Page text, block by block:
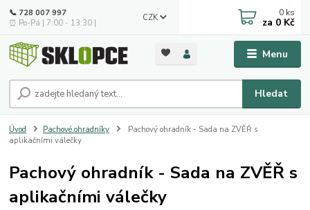
Menu
CZK
Hledat
📞 728 007 997
⏰ Po-Pá | 7:00 - 13:30 |
0 ks
za 0 Kč
Úvod Pachové ohradníky
Pachový ohradník - Sada na ZVĚŘ s
aplikačními válečky
Pachový ohradník - Sada na ZVĚŘ s
aplikačními válečky